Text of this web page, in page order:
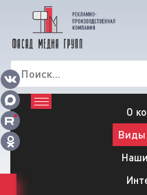
О
Виды